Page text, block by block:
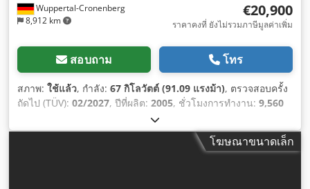
Wuppertal-Cronenberg
8,912 km
€20,900
ราคาคงที่ ยังไม่รวมภาษีมูลค่าเพิ่ม
สอบถาม โทร
สภาพ: ใช้แล้ว, กำลัง: 67 กิโลวัตต์ (91.09 แรงม้า), ตรวจสอบครั้ง
ถัดไป (TÜV): 02/2027, ปีที่ผลิต: 2005, ชั่วโมงการทำงาน: 9,560
ขับเคลื่อนทุกล้อ, ห้องโดยสาร, เครื่องปรับอากาศ
โฆษณาขนาดเล็ก